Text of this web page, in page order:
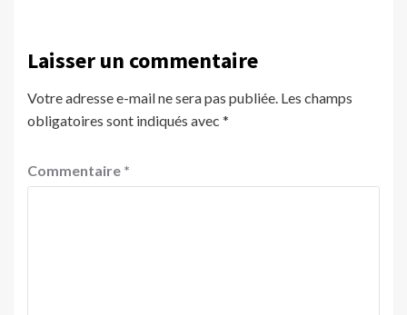
Laisser un commentaire
Votre adresse e-mail ne sera pas publiée. Les champs
obligatoires sont indiqués avec *
Commentaire *